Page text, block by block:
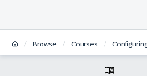
/ Browse / Courses / Configuring